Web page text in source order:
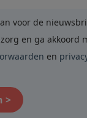
voor de
en ga akkoord
en
>